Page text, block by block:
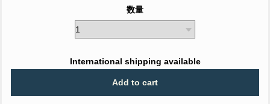
数量
International shipping available
Add to cart